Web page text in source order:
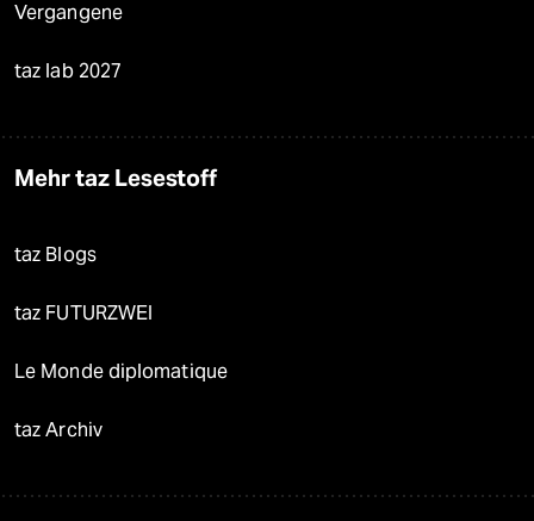
Vergangene
taz lab 2027
Mehr taz Lesestoff
taz Blogs
taz FUTURZWEI
Le Monde diplomatique
taz Archiv